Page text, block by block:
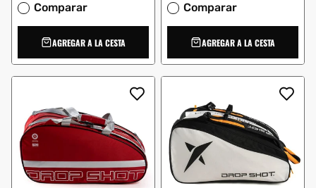
Comparar
AGREGAR A LA CESTA
Comparar
AGREGAR A LA CESTA